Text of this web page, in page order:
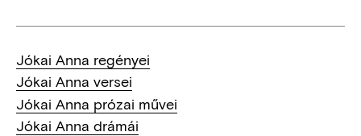
Jókai Anna regényei
Jókai Anna versei
Jókai Anna prózai művei
Jókai Anna drámái